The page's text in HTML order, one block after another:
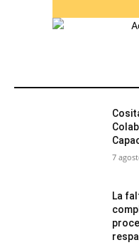
7
La